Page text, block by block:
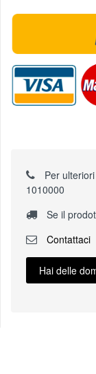
Per
1010000
Se il
Contattaci
Hai delle